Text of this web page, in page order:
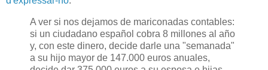
A ver si nos dejamos de mariconadas contables:
si un ciudadano español cobra 8 millones al año
y, con este dinero, decide darle una "semanada"
a su hijo mayor de 147.000 euros anuales,